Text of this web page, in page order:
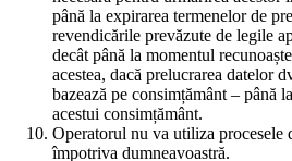
până la expirarea termenelor de
revendicările prevăzute de legile
decât până la momentul
acestea, dacă prelucrarea datelor
bazează pe consimțământ – până
acestui consimțământ.
Operatorul nu va utiliza procesele
împotriva dumneavoastră.